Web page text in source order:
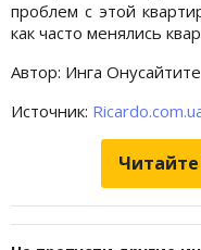
проблем с этой
как часто менялись
Автор: Инга Онусайтите
Источник:
Читайте